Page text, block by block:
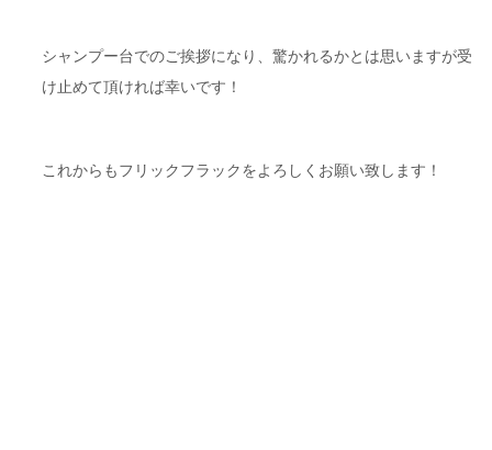
シャンプー台でのご挨拶になり、驚かれるかとは思いますが受
け止めて頂ければ幸いです！
これからもフリックフラックをよろしくお願い致します！